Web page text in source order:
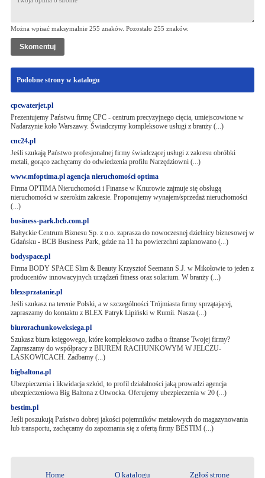
Można wpisać maksymalnie 255 znaków. Pozostało 255 znaków.
Podobne strony w katalogu
cpcwaterjet.pl
Prezentujemy Państwu firmę CPC - centrum precyzyjnego cięcia, umiejscowione w
Nadarzynie koło Warszawy. Świadczymy kompleksowe usługi z branży (...)
cnc24.pl
Jeśli szukają Państwo profesjonalnej firmy świadczącej usługi z zakresu obróbki
metali, gorąco zachęcamy do odwiedzenia profilu Narzędziowni (...)
www.mfoptima.pl agencja nieruchomości optima
Firma OPTIMA Nieruchomości i Finanse w Knurowie zajmuje się obsługą
nieruchomości w szerokim zakresie. Proponujemy wynajem/sprzedaż nieruchomości
(...)
business-park.bcb.com.pl
Bałtyckie Centrum Biznesu Sp. z o.o. zaprasza do nowoczesnej dzielnicy biznesowej w
Gdańsku - BCB Business Park, gdzie na 11 ha powierzchni zaplanowano (...)
bodyspace.pl
Firma BODY SPACE Slim & Beauty Krzysztof Seemann S.J. w Mikołowie to jeden z
producentów innowacyjnych urządzeń fitness oraz solarium. W branży (...)
blexsprzatanie.pl
Jeśli szukasz na terenie Polski, a w szczególności Trójmiasta firmy sprzątającej,
zapraszamy do kontaktu z BLEX Patryk Lipiński w Rumii. Nasza (...)
biurorachunkoweksiega.pl
Szukasz biura księgowego, które kompleksowo zadba o finanse Twojej firmy?
Zapraszamy do współpracy z BIUREM RACHUNKOWYM W JELCZU-
LASKOWICACH. Zadbamy (...)
bigbaltona.pl
Ubezpieczenia i likwidacja szkód, to profil działalności jaką prowadzi agencja
ubezpieczeniowa Big Baltona z Otwocka. Oferujemy ubezpieczenia w 20 (...)
bestim.pl
Jeśli poszukują Państwo dobrej jakości pojemników metalowych do magazynowania
lub transportu, zachęcamy do zapoznania się z ofertą firmy BESTIM (...)
Home O katalogu Zgłoś stronę